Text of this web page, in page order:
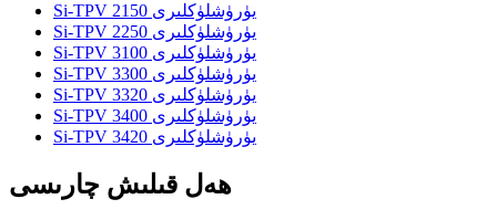
Si-TPV 2150 يۈرۈشلۈكلىرى
Si-TPV 2250 يۈرۈشلۈكلىرى
Si-TPV 3100 يۈرۈشلۈكلىرى
Si-TPV 3300 يۈرۈشلۈكلىرى
Si-TPV 3320 يۈرۈشلۈكلىرى
Si-TPV 3400 يۈرۈشلۈكلىرى
Si-TPV 3420 يۈرۈشلۈكلىرى
ھەل قىلىش چارىسى